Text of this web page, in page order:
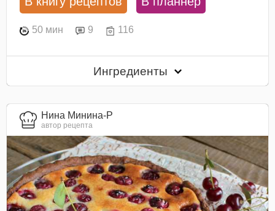
50 мин 9 116
Ингредиенты
Нина Минина-Р
автор рецепта